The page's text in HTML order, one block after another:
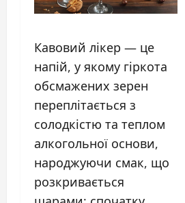
Кавовий лікер — це
напій, у якому гіркота
обсмажених зерен
переплітається з
солодкістю та теплом
алкогольної основи,
народжуючи смак, що
розкривається